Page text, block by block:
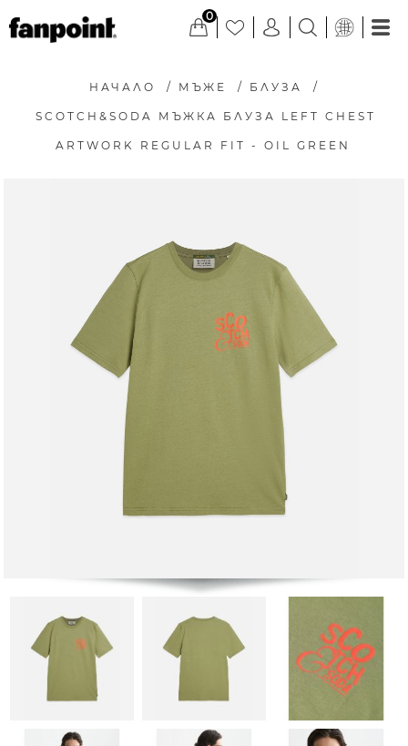
0
НАЧАЛО / МЪЖЕ / БЛУЗА /
SCOTCH&SODA МЪЖКА БЛУЗА LEFT CHEST
ARTWORK REGULAR FIT - OIL GREEN